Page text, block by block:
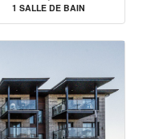
1 SALLE DE BAIN